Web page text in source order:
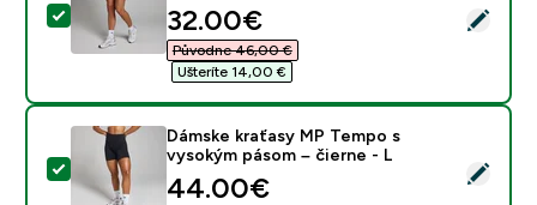
Vybrať tento produkt - Dámske bezšvové cyklistické
discounted price
32.00€‎
Původne 46,00 €‎
Ušteríte 14,00 €‎
Vybrať tento produkt - Dámske kraťasy MP Tempo s
Dámske kraťasy MP Tempo s
vysokým pásom – čierne - L
44.00€‎